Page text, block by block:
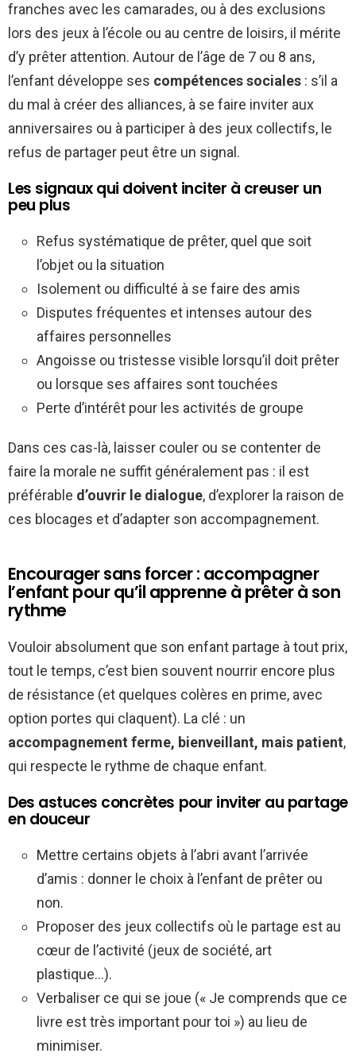
franches avec les camarades, ou à des exclusions
lors des jeux à l’école ou au centre de loisirs, il mérite
d’y prêter attention. Autour de l’âge de 7 ou 8 ans,
l’enfant développe ses compétences sociales : s’il a
du mal à créer des alliances, à se faire inviter aux
anniversaires ou à participer à des jeux collectifs, le
refus de partager peut être un signal.
Les signaux qui doivent inciter à creuser un
peu plus
Refus systématique de prêter, quel que soit
l’objet ou la situation
Isolement ou difficulté à se faire des amis
Disputes fréquentes et intenses autour des
affaires personnelles
Angoisse ou tristesse visible lorsqu’il doit prêter
ou lorsque ses affaires sont touchées
Perte d’intérêt pour les activités de groupe
Dans ces cas-là, laisser couler ou se contenter de
faire la morale ne suffit généralement pas : il est
préférable d’ouvrir le dialogue, d’explorer la raison de
ces blocages et d’adapter son accompagnement.
Encourager sans forcer : accompagner
l’enfant pour qu’il apprenne à prêter à son
rythme
Vouloir absolument que son enfant partage à tout prix,
tout le temps, c’est bien souvent nourrir encore plus
de résistance (et quelques colères en prime, avec
option portes qui claquent). La clé : un
accompagnement ferme, bienveillant, mais patient,
qui respecte le rythme de chaque enfant.
Des astuces concrètes pour inviter au partage
en douceur
Mettre certains objets à l’abri avant l’arrivée
d’amis : donner le choix à l’enfant de prêter ou
non.
Proposer des jeux collectifs où le partage est au
cœur de l’activité (jeux de société, art
plastique…).
Verbaliser ce qui se joue (« Je comprends que ce
livre est très important pour toi ») au lieu de
minimiser.